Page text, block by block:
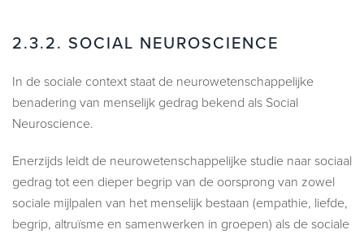
2.3.2. SOCIAL NEUROSCIENCE
In de sociale context staat de neurowetenschappelijke
benadering van menselijk gedrag bekend als Social
Neuroscience.
Enerzijds leidt de neurowetenschappelijke studie naar sociaal
gedrag tot een dieper begrip van de oorsprong van zowel
sociale mijlpalen van het menselijk bestaan (empathie, liefde,
begrip, altruïsme en samenwerken in groepen) als de sociale